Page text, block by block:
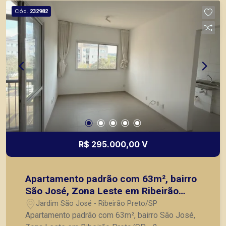
Preto.
Cód. 232982
R$ 295.000,00 V
Apartamento padrão com 63m², bairro
São José, Zona Leste em Ribeirão
Preto/SP.
Jardim São José - Ribeirão Preto/SP
Apartamento padrão com 63m², bairro São José,